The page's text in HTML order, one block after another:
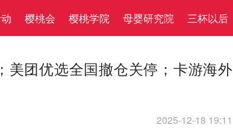
樱桃会 樱桃学院 母婴研究院 三杯以后
美团优选全国撤仓关停；卡游海外
2025-12-18 19:11